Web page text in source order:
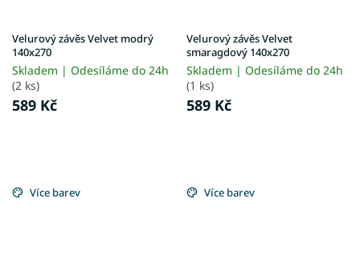
Velurový závěs Velvet modrý
140x270
Skladem | Odesíláme do 24h
(2 ks)
589 Kč
Velurový závěs Velvet
smaragdový 140x270
Skladem | Odesíláme do 24h
(1 ks)
589 Kč
Více barev Více barev